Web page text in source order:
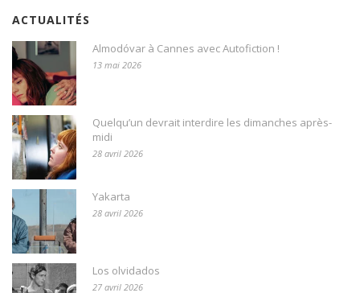
ACTUALITÉS
Almodóvar à Cannes avec Autofiction !
13 mai 2026
Quelqu’un devrait interdire les dimanches après-
midi
28 avril 2026
Yakarta
28 avril 2026
Los olvidados
27 avril 2026